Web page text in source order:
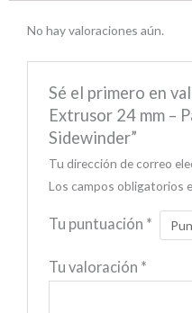
No hay valoraciones aún.
Sé el primero en
Extrusor 24 mm –
Sidewinder”
Tu dirección de correo
Los campos obligatorios
Tu puntuación *
Tu valoración *